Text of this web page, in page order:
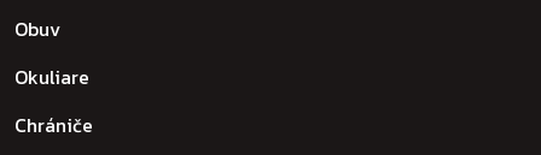
Obuv
Okuliare
Chrániče